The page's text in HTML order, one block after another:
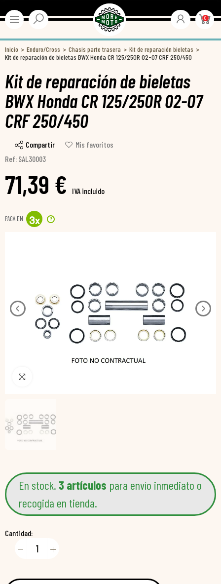
0
Inicio Enduro/Cross Chasis parte trasera
Kit de reparación bieletas
Kit de reparación de bieletas BWX Honda CR 125/250R 02-07 CRF 250/450
Kit de reparación de bieletas
BWX Honda CR 125/250R 02-07
CRF 250/450
Compartir
Mis favoritos
Ref: SAL30003
71,39 € IVA incluido
PAGA EN 3x ?
En stock. 3 artículos para envío inmediato o
recogida en tienda.
Cantidad: